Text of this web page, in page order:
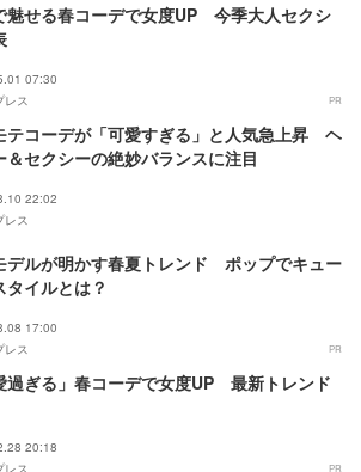
魅せる春コーデで女度UP 今季大人セクシ
07:30
レス
PR
テコーデが「可愛すぎる」と人気急上昇 ヘ
＆セクシーの絶妙バランスに注目
22:02
レス
デルが明かす春夏トレンド ポップでキュー
タイルとは？
17:00
レス
PR
過ぎる」春コーデで女度UP 最新トレンド
20:18
レス
PR